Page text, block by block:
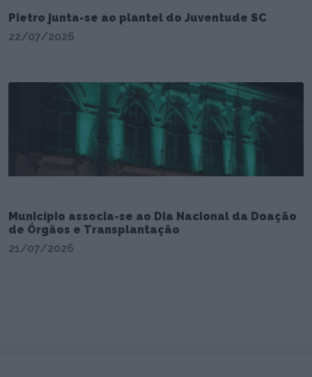
Pietro junta-se ao plantel do Juventude SC
22/07/2026
Município associa-se ao Dia Nacional da Doação
de Órgãos e Transplantação
21/07/2026